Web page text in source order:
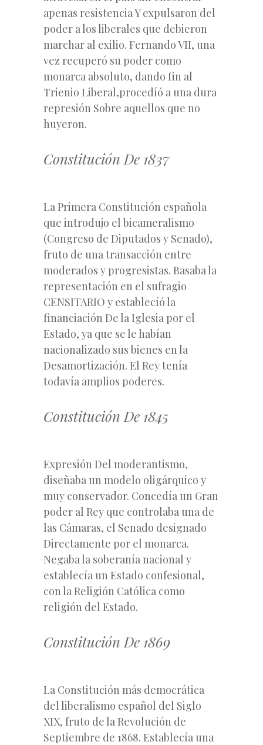
apenas resistencia Y expulsaron del
poder a los liberales que debieron
marchar al exilio. Fernando VII, una
vez recuperó su poder como
monarca absoluto, dando fin al
Trienio Liberal,procedíó a una dura
represión Sobre aquellos que no
huyeron.
Constitución De 1837
La Primera Constitución española
que introdujo el bicameralismo
(Congreso de Diputados y Senado),
fruto de una transacción entre
moderados y progresistas. Basaba la
representación en el sufragio
CENSITARIO y establecíó la
financiación De la Iglesia por el
Estado, ya que se le habían
nacionalizado sus bienes en la
Desamortización. El Rey tenía
todavía amplios poderes.
Constitución De 1845
Expresión Del moderantismo,
diseñaba un modelo oligárquico y
muy conservador. Concedía un Gran
poder al Rey que controlaba una de
las Cámaras, el Senado designado
Directamente por el monarca.
Negaba la soberanía nacional y
establecía un Estado confesional,
con la Religión Católica como
religión del Estado.
Constitución De 1869
La Constitución más democrática
del liberalismo español del Siglo
XIX, fruto de la Revolución de
Septiembre de 1868. Establecía una